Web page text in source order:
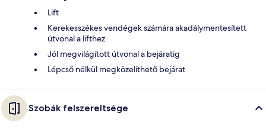
Lift
Kerekesszékes vendégek számára akadálymentesített
útvonal a lifthez
Jól megvilágított útvonal a bejáratig
Lépcső nélkül megközelíthető bejárat
Szobák felszereltsége